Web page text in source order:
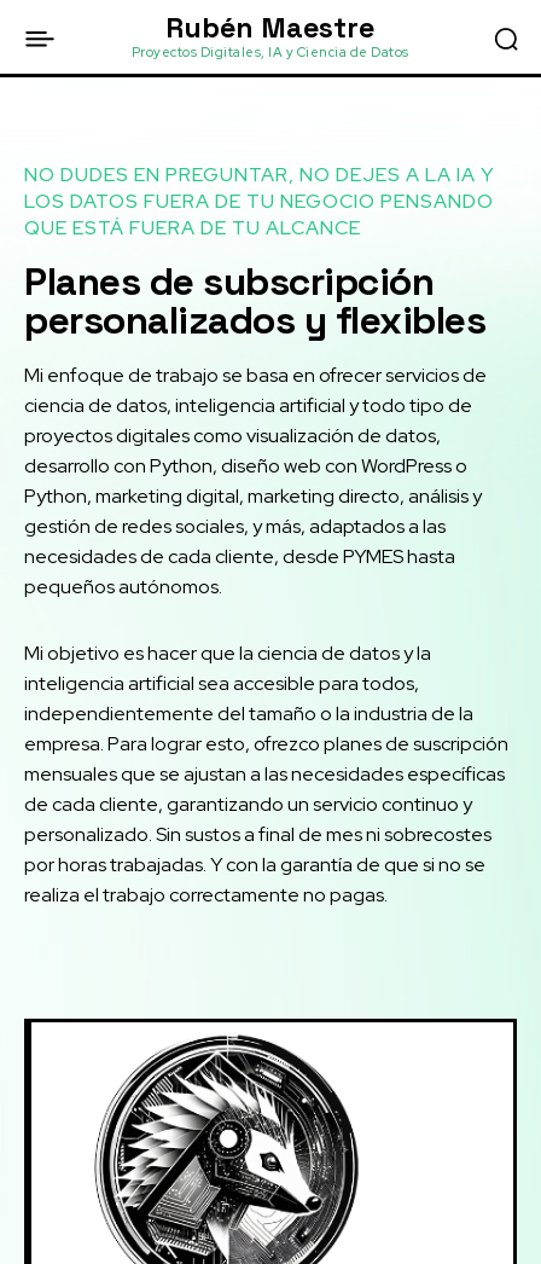
Rubén Maestre
Proyectos Digitales, IA y Ciencia de Datos
NO DUDES EN PREGUNTAR, NO DEJES A LA IA Y
LOS DATOS FUERA DE TU NEGOCIO PENSANDO
QUE ESTÁ FUERA DE TU ALCANCE
Planes de subscripción
personalizados y flexibles
Mi enfoque de trabajo se basa en ofrecer servicios de
ciencia de datos, inteligencia artificial y todo tipo de
proyectos digitales como visualización de datos,
desarrollo con Python, diseño web con WordPress o
Python, marketing digital, marketing directo, análisis y
gestión de redes sociales, y más, adaptados a las
necesidades de cada cliente, desde PYMES hasta
pequeños autónomos.
Mi objetivo es hacer que la ciencia de datos y la
inteligencia artificial sea accesible para todos,
independientemente del tamaño o la industria de la
empresa. Para lograr esto, ofrezco planes de suscripción
mensuales que se ajustan a las necesidades específicas
de cada cliente, garantizando un servicio continuo y
personalizado. Sin sustos a final de mes ni sobrecostes
por horas trabajadas. Y con la garantía de que si no se
realiza el trabajo correctamente no pagas.